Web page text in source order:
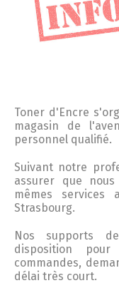
Toner d'Encre
magasin de
personnel qualifié.
Suivant notre
assurer que
mêmes services
Strasbourg.
Nos supports
disposition
commandes,
délai très court.